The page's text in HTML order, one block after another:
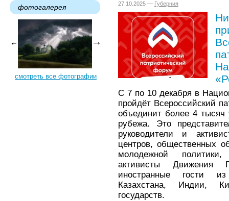
фотогалерея
смотреть все фотографии
27.10.2025 — Губерния
С 7 по 10 декабря в
пройдёт Всероссийский
объединит более 4 тысяч
рубежа. Это
руководители и
центров, общественных
молодежной
активисты
иностранные гости
Казахстана, Индии,
государств.